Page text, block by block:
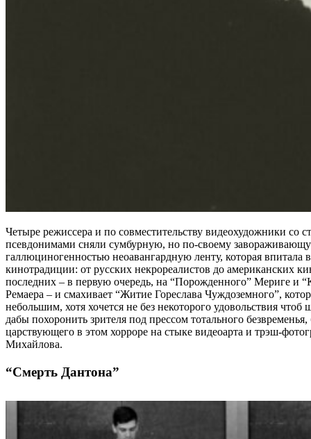
Четыре режиссера и по совместительству видеохудожники со
псевдонимами сняли сумбурную, но по-своему
галлюциногенностью неоавангардную ленту, которая впитала
кинотрадиции: от русских некрореалистов до американских
последних – в первую очередь, на “Порожденного” Мериге и
Ремаера – и смахивает “Житие Гореслава Чуждоземного”,
небольшим, хотя хочется не без некоторого удовольствия чтоб
дабы похоронить зрителя под прессом тотального безвременья,
царствующего в этом хорроре на стыке видеоарта и трэш-
Михайлова.
“Смерть Дантона”